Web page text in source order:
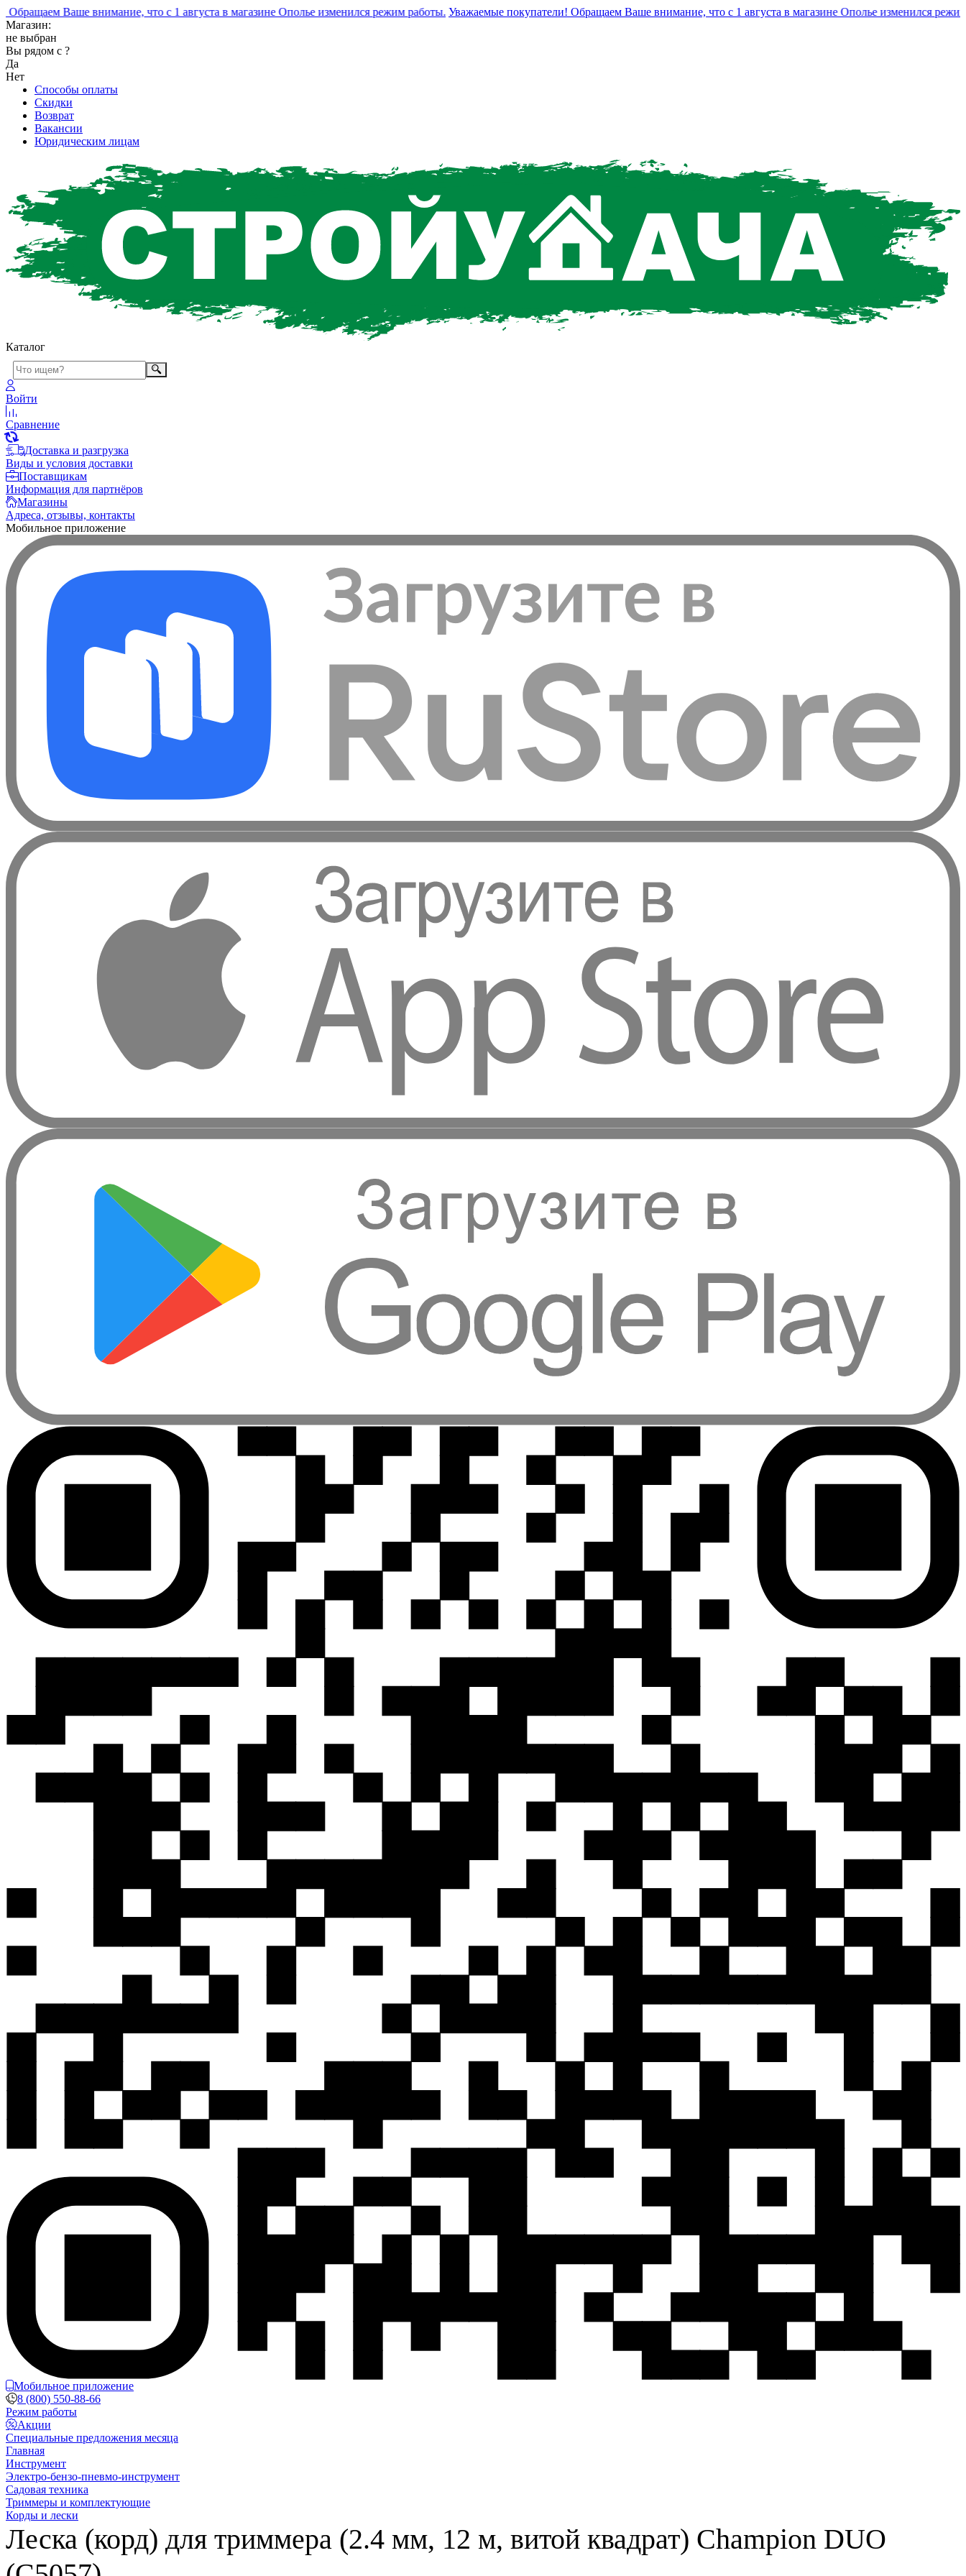
Ваше внимание, что с 1 августа в магазине Ополье изменился режим работы. Уважаемые покупатели! Обращаем Ваше внимание, что с 1 августа в магазине Ополье изменился режим
Магазин:
не выбран
Вы рядом с ?
Да
Нет
Способы оплаты
Скидки
Возврат
Вакансии
Юридическим лицам
Каталог
Войти
Сравнение
Доставка и разгрузка
Виды и условия доставки
Поставщикам
Информация для партнёров
Магазины
Адреса, отзывы, контакты
Мобильное приложение
Мобильное приложение
8 (800) 550-88-66
Режим работы
Акции
Специальные предложения месяца
Главная
Инструмент
Электро-бензо-пневмо-инструмент
Садовая техника
Триммеры и комплектующие
Корды и лески
Леска (корд) для триммера (2.4 мм, 12 м, витой квадрат) Champion DUO